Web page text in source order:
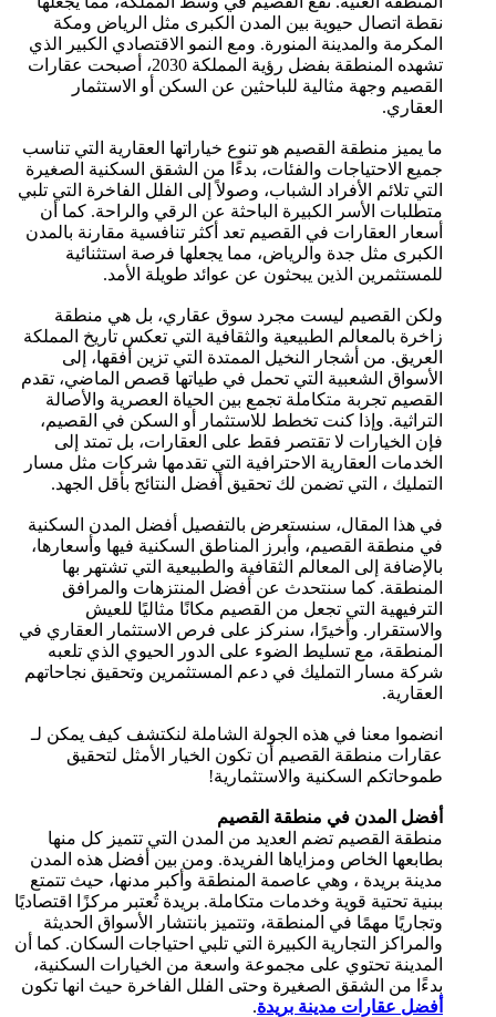
نقطة اتصال حيوية بين المدن الكبرى مثل الرياض ومكة
المكرمة والمدينة المنورة. ومع النمو الاقتصادي الكبير الذي
تشهده المنطقة بفضل رؤية المملكة 2030، أصبحت عقارات
القصيم وجهة مثالية للباحثين عن السكن أو الاستثمار
العقاري.
ما يميز منطقة القصيم هو تنوع خياراتها العقارية التي تناسب
جميع الاحتياجات والفئات، بدءًا من الشقق السكنية الصغيرة
التي تلائم الأفراد الشباب، وصولاً إلى الفلل الفاخرة التي تلبي
متطلبات الأسر الكبيرة الباحثة عن الرقي والراحة. كما أن
أسعار العقارات في القصيم تعد أكثر تنافسية مقارنة بالمدن
الكبرى مثل جدة والرياض، مما يجعلها فرصة استثنائية
للمستثمرين الذين يبحثون عن عوائد طويلة الأمد.
ولكن القصيم ليست مجرد سوق عقاري، بل هي منطقة
زاخرة بالمعالم الطبيعية والثقافية التي تعكس تاريخ المملكة
العريق. من أشجار النخيل الممتدة التي تزين أفقها، إلى
الأسواق الشعبية التي تحمل في طياتها قصص الماضي، تقدم
القصيم تجربة متكاملة تجمع بين الحياة العصرية والأصالة
التراثية. وإذا كنت تخطط للاستثمار أو السكن في القصيم،
فإن الخيارات لا تقتصر فقط على العقارات، بل تمتد إلى
الخدمات العقارية الاحترافية التي تقدمها شركات مثل مسار
التمليك ، التي تضمن لك تحقيق أفضل النتائج بأقل الجهد.
في هذا المقال، سنستعرض بالتفصيل أفضل المدن السكنية
في منطقة القصيم، وأبرز المناطق السكنية فيها وأسعارها،
بالإضافة إلى المعالم الثقافية والطبيعية التي تشتهر بها
المنطقة. كما سنتحدث عن أفضل المنتزهات والمرافق
الترفيهية التي تجعل من القصيم مكانًا مثاليًا للعيش
والاستقرار. وأخيرًا، سنركز على فرص الاستثمار العقاري في
المنطقة، مع تسليط الضوء على الدور الحيوي الذي تلعبه
شركة مسار التمليك في دعم المستثمرين وتحقيق نجاحاتهم
العقارية.
انضموا معنا في هذه الجولة الشاملة لنكتشف كيف يمكن لـ
عقارات منطقة القصيم أن تكون الخيار الأمثل لتحقيق
طموحاتكم السكنية والاستثمارية!
أفضل المدن في منطقة القصيم
منطقة القصيم تضم العديد من المدن التي تتميز كل منها
بطابعها الخاص ومزاياها الفريدة. ومن بين أفضل هذه المدن
مدينة بريدة ، وهي عاصمة المنطقة وأكبر مدنها، حيث تتمتع
ببنية تحتية قوية وخدمات متكاملة. بريدة تُعتبر مركزًا اقتصاديًا
وتجاريًا مهمًا في المنطقة، وتتميز بانتشار الأسواق الحديثة
والمراكز التجارية الكبيرة التي تلبي احتياجات السكان. كما أن
المدينة تحتوي على مجموعة واسعة من الخيارات السكنية،
بدءًا من الشقق الصغيرة وحتى الفلل الفاخرة حيث انها تكون
أفضل عقارات مدينة بريدة.